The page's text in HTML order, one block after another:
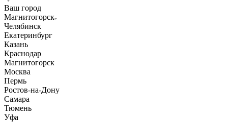
Ваш город
Магнитогорск
Челябинск
Екатеринбург
Казань
Краснодар
Магнитогорск
Москва
Пермь
Ростов-на-Дону
Самара
Тюмень
Уфа